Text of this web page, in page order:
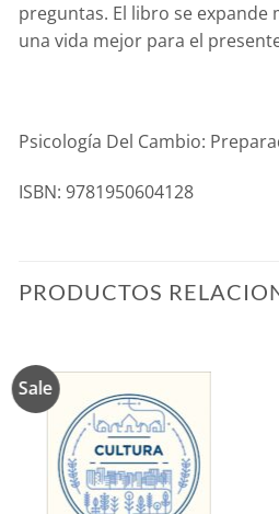
preguntas. El libro se expande
una vida mejor para el
Psicología Del Cambio:
ISBN: 9781950604128
PRODUCTOS
Sale
lista de
deseos